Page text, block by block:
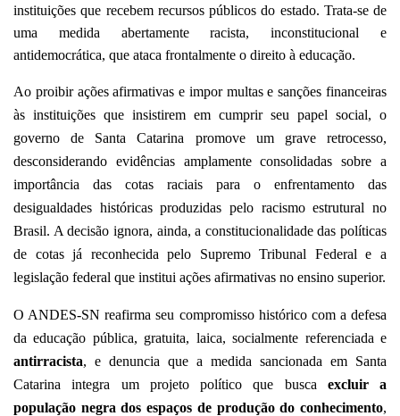
instituições que recebem recursos públicos do estado. Trata-se de
uma medida abertamente racista, inconstitucional e
antidemocrática, que ataca frontalmente o direito à educação.
Ao proibir ações afirmativas e impor multas e sanções financeiras
às instituições que insistirem em cumprir seu papel social, o
governo de Santa Catarina promove um grave retrocesso,
desconsiderando evidências amplamente consolidadas sobre a
importância das cotas raciais para o enfrentamento das
desigualdades históricas produzidas pelo racismo estrutural no
Brasil. A decisão ignora, ainda, a constitucionalidade das políticas
de cotas já reconhecida pelo Supremo Tribunal Federal e a
legislação federal que institui ações afirmativas no ensino superior.
O ANDES-SN reafirma seu compromisso histórico com a defesa
da educação pública, gratuita, laica, socialmente referenciada e
antirracista, e denuncia que a medida sancionada em Santa
Catarina integra um projeto político que busca excluir a
população negra dos espaços de produção do conhecimento,